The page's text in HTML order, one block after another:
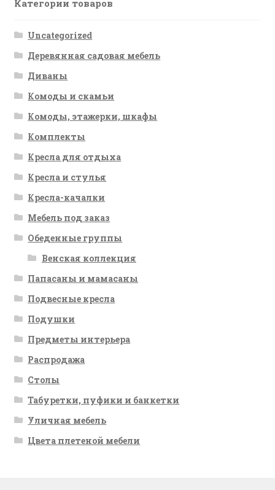
Категории товаров
Uncategorized
Деревянная садовая мебель
Диваны
Комоды и скамьи
Комоды, этажерки, шкафы
Комплекты
Кресла для отдыха
Кресла и стулья
Кресла-качалки
Мебель под заказ
Обеденные группы
Венская коллекция
Папасаны и мамасаны
Подвесные кресла
Подушки
Предметы интерьера
Распродажа
Столы
Табуретки, пуфики и банкетки
Уличная мебель
Цвета плетеной мебели